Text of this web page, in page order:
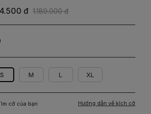
đ 1.189.000 đ
S M L XL
cỡ của bạn Hướng dẫn về kích cỡ